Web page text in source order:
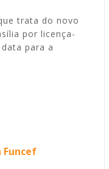
trata do novo
por licença-
para a
Funcef